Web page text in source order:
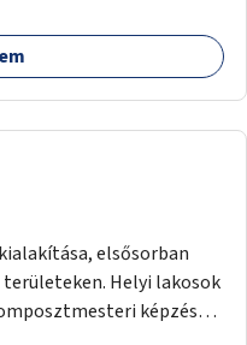
elsősorban
Helyi lakosok
képzés